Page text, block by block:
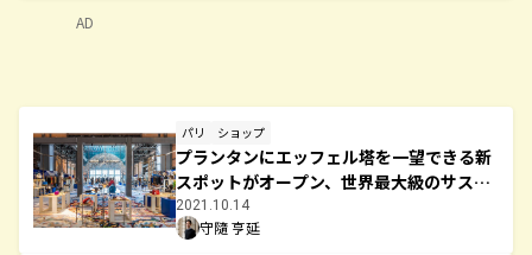
AD
パリ ショップ
プランタンにエッフェル塔を一望できる新
スポットがオープン、世界最大級のサステ
ナビリティフロアも
2021.10.14
守隨 亨延